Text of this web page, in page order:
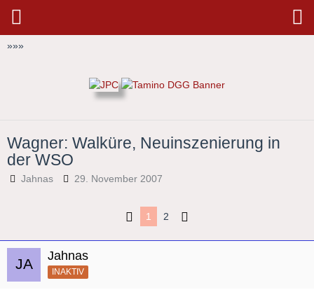
»»»
Wagner: Walküre, Neuinszenierung in
der WSO
Jahnas 29. November 2007
1 2
Jahnas
INAKTIV